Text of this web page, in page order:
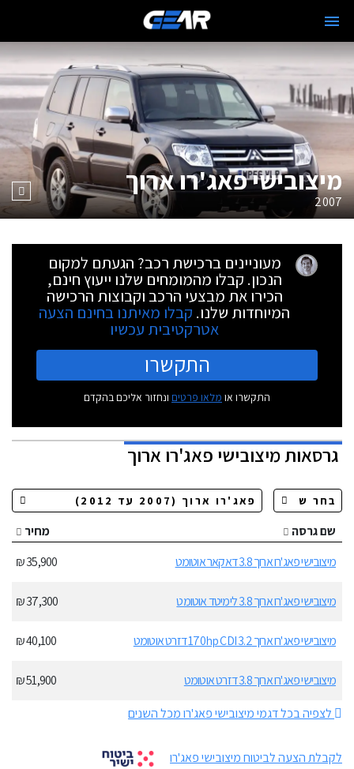
מיצובישי פאג'רו ארוך
2007
מעוניינים ברכישת רכב? הגעתם למקום
הנכון. קבלו מהמומחים שלנו ייעוץ חינם,
הכירו את מבצעי הרכב וקבוצות הרכישה
המיוחדות שלנו. קבלו מאיתנו בחינם הצעה
אטרקטיבית עכשיו
התקשרו
התקשרו או מלאו פרטים ונחזור אליכם בהקדם
גרסאותמיצובישי פאג'רו ארוך
שם גרסה
מחיר
מיצובישי פאג'רו ארוך 3.8 דאקאר אוטומט
35,900 ₪
מיצובישי פאג'רו ארוך 3.8 לימיטד אוטומט 37,300 ₪
מיצובישי פאג'רו ארוך 170hp CDI 3.2 דזרט אוטומט 40,100 ₪
מיצובישי פאג'רו ארוך 3.8 דזרט אוטומט
51,900 ₪
לצפיה בכל דגמי מיצובישי פאג'רו מכל השנים
לקבלת הצעה לביטוח מיצובישי פאג'רו